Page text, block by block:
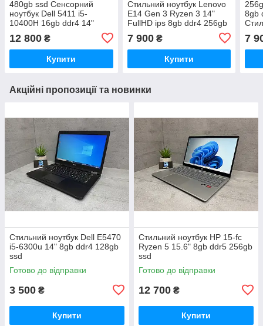
480gb ssd Сенсорний
ноутбук Dell 5411 i5-
10400H 16gb ddr4 14"
12 800 ₴
Купити
Стильний ноутбук Lenovo
E14 Gen 3 Ryzen 3 14"
FullHD ips 8gb ddr4 256gb
7 900₴
Купити
8gb
7
Акційні пропозиції та новинки
Стильний ноутбук Dell E5470
i5-6300u 14" 8gb ddr4 128gb
ssd
Готово до відправки
3 500 ₴
Купити
Стильний ноутбук HP 15-fc
Ryzen 5 15.6" 8gb ddr5 256gb
ssd
Готово до відправки
12 700 ₴
Купити